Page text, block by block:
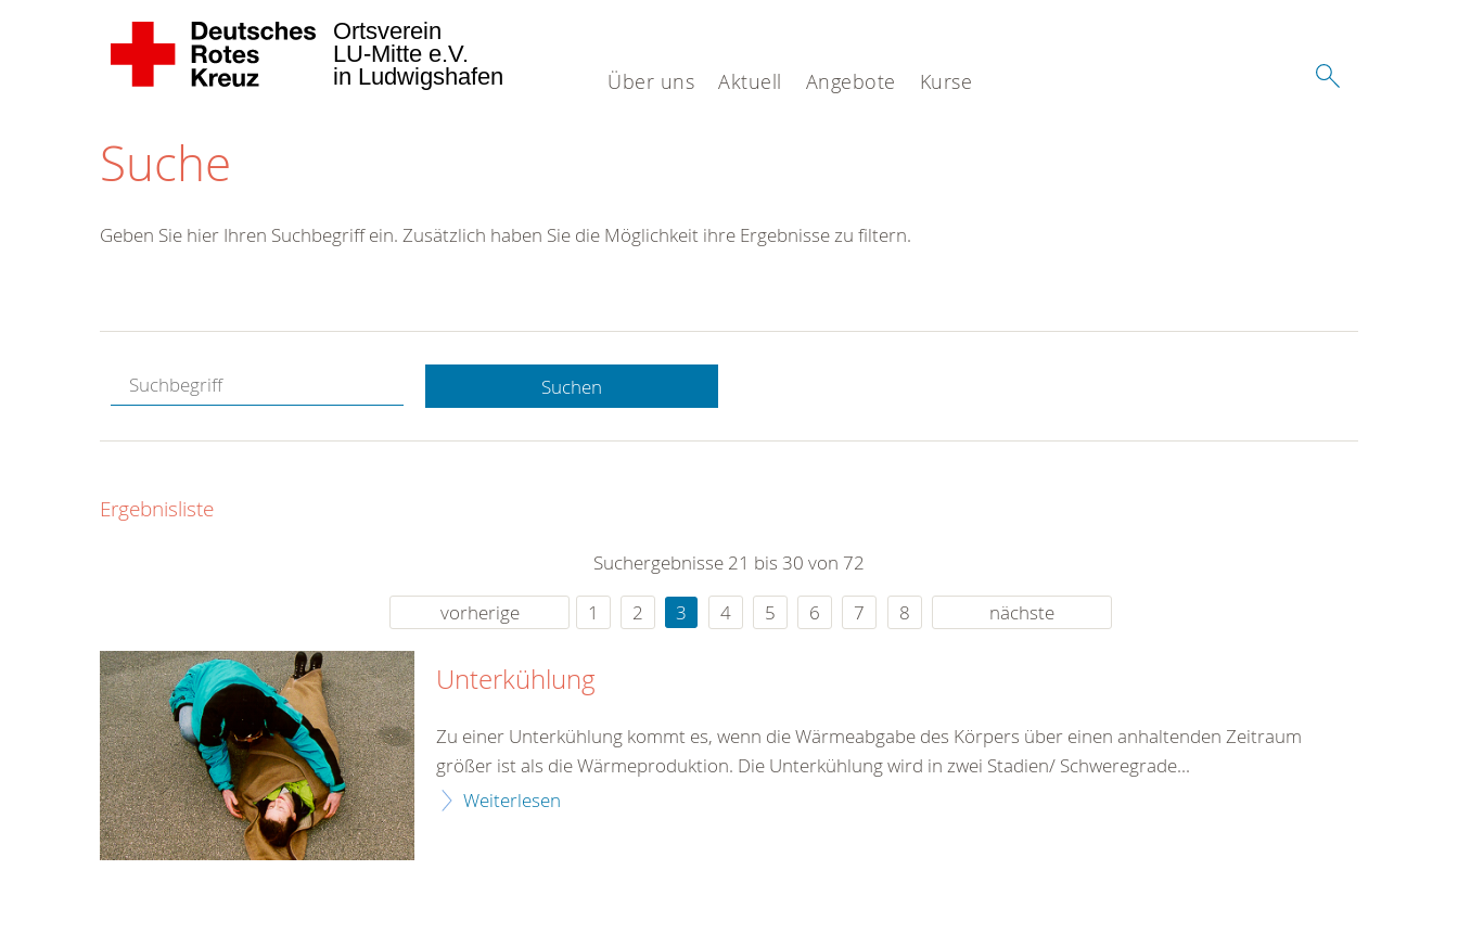
Über uns Aktuell Angebote Kurse
Ortsverein
LU-Mitte e.V.
in Ludwigshafen
Suche
Hotline.
gerne.
rund um die Uhr
Geben Sie hier Ihren Suchbegriff ein. Zusätzlich haben Sie die Möglichkeit ihre Ergebnisse zu filtern.
Suchen
Ergebnisliste
Suchergebnisse 21 bis 30 von 72
vorherige
1 2 3 4 5 6 7 8 nächste
Unterkühlung
Zu einer Unterkühlung kommt es, wenn die Wärmeabgabe des Körpers über einen anhaltenden Zeitraum
größer ist als die Wärmeproduktion. Die Unterkühlung wird in zwei Stadien/ Schweregrade...
Weiterlesen